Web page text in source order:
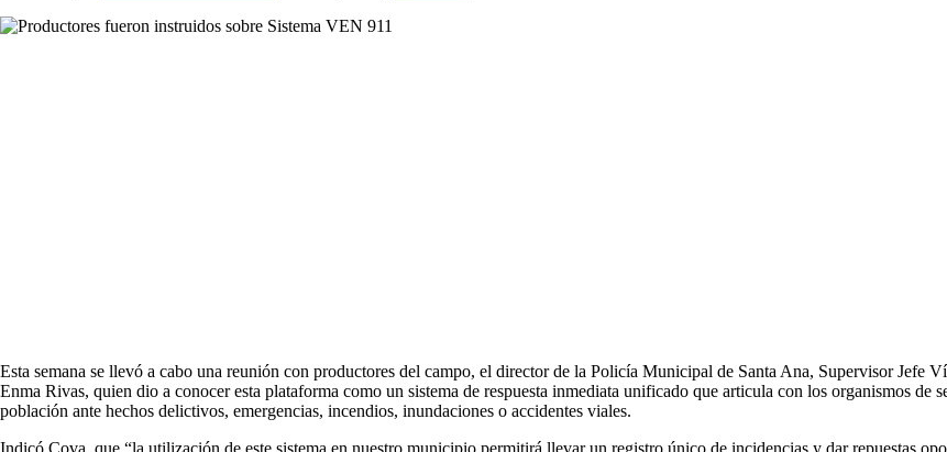
Esta semana se llevó a cabo una reunión con productores del campo, el director de la Policía Municipal de Santa Ana, Supervisor
Enma Rivas, quien dio a conocer esta plataforma como un sistema de respuesta inmediata unificado que articula con los organismos de
población ante hechos delictivos, emergencias, incendios, inundaciones o accidentes viales.